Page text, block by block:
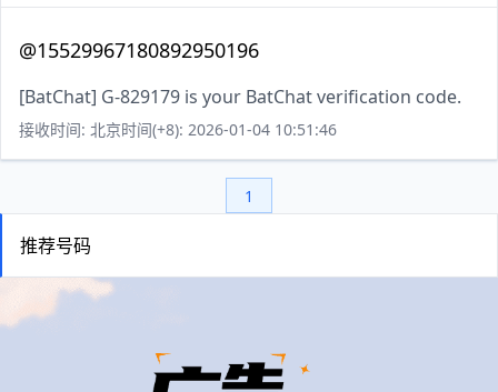
@15529967180892950196
[BatChat] G-829179 is your BatChat verification code.
接收时间: 北京时间(+8): 2026-01-04 10:51:46
1
推荐号码